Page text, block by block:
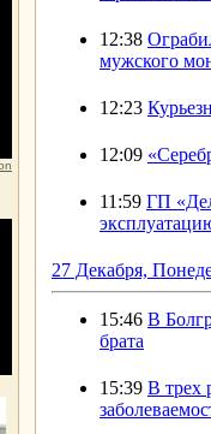
12:38
мужского
12:23
12:09
11:59 ГП
27 Декабря,
15:46 В
брата
15:39 В трех